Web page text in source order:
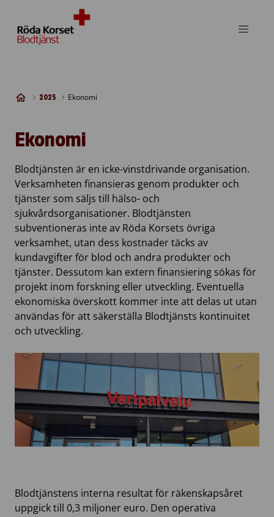
2025 Ekonomi
Ekonomi
Blodtjänsten är en icke-vinstdrivande organisation.
Verksamheten finansieras genom produkter och
tjänster som säljs till hälso- och
sjukvårdsorganisationer. Blodtjänsten
subventioneras inte av Röda Korsets övriga
verksamhet, utan dess kostnader täcks av
kundavgifter för blod och andra produkter och
tjänster. Dessutom kan extern finansiering sökas för
projekt inom forskning eller utveckling. Eventuella
ekonomiska överskott kommer inte att delas ut utan
användas för att säkerställa Blodtjänsts kontinuitet
och utveckling.
Blodtjänstens interna resultat för räkenskapsåret
uppgick till 0,3 miljoner euro. Den operativa